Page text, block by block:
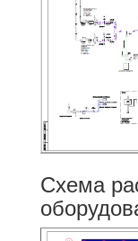
Схема